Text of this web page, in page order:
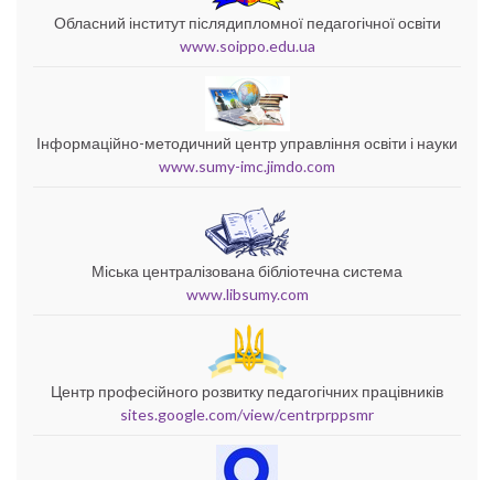
Обласний інститут післядипломної педагогічної освіти
www.soippo.edu.ua
Інформаційно-методичний центр управління освіти і науки
www.sumy-imc.jimdo.com
Міська централізована бібліотечна система
www.libsumy.com
Центр професійного розвитку педагогічних працівників
sites.google.com/view/centrprppsmr